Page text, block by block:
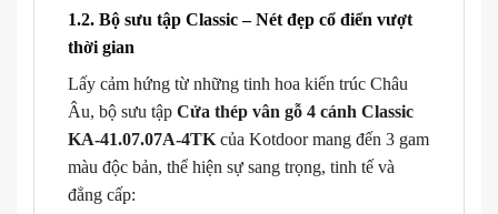
1.2. Bộ sưu tập Classic – Nét đẹp cổ điển vượt
thời gian
Lấy cảm hứng từ những tinh hoa kiến trúc Châu
Âu, bộ sưu tập Cửa thép vân gỗ 4 cánh Classic
KA-41.07.07A-4TK của Kotdoor mang đến 3 gam
màu độc bản, thể hiện sự sang trọng, tinh tế và
đẳng cấp: